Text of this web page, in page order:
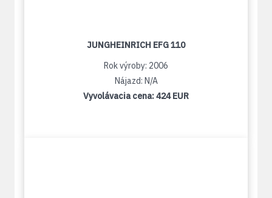
JUNGHEINRICH EFG 110
Rok výroby: 2006
Nájazd: N/A
Vyvolávacia cena:424 EUR